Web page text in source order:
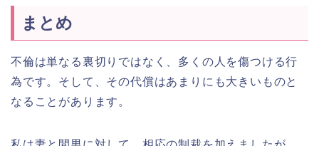
まとめ
不倫は単なる裏切りではなく、多くの人を傷つける行
為です。そして、その代償はあまりにも大きいものと
なることがあります。